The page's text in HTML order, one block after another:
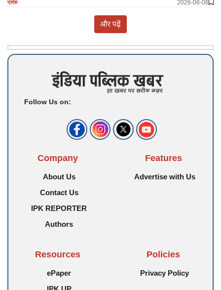
प्रदेश 2026-08-06
और पढ़ें
Follow Us on:
Company
About Us
Contact Us
IPK REPORTER
Authors
Features
Advertise with Us
Resources
ePaper
Policies
Privacy Policy